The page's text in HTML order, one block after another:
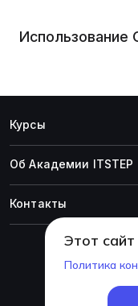
Использование
Курсы
Об Академии ITSTEP
Контакты
©
Этот сайт
Политика